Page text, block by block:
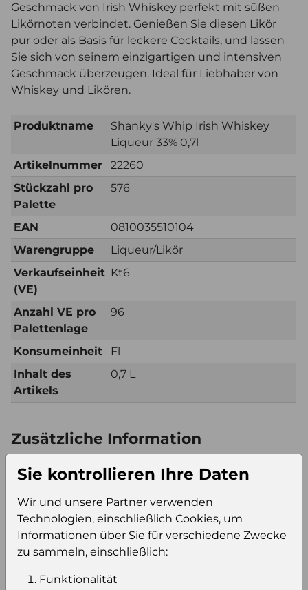
Geschmack von Irish Whiskey perfekt mit süßen
Likörnoten verbindet. Genießen Sie diesen Likör
pur oder als Basis für leckere Cocktails, und lassen
Sie sich von seinem einzigartigen und intensiven
Geschmack überzeugen. Ideal für Liebhaber von
Whiskey und Likören.
Produktname
Shanky's Whip Irish Whiskey
Liqueur 33% 0,7l
Artikelnummer
22260
Stückzahl pro
Palette
576
EAN
0810035510104
Warengruppe
Liqueur/Likör
Verkaufseinheit
(VE)
Kt6
Anzahl VE pro
Palettenlage
96
Konsumeinheit
Fl
Inhalt des
Artikels
0,7 L
Zusätzliche Information
(VE)
Verkaufseinheit
pro Palette
96
Konsumeinheit
Fl
Stückzahl pro
576
Sie kontrollieren Ihre Daten
Wir und unsere Partner verwenden
Technologien, einschließlich Cookies, um
Informationen über Sie für verschiedene Zwecke
zu sammeln, einschließlich:
Funktionalität